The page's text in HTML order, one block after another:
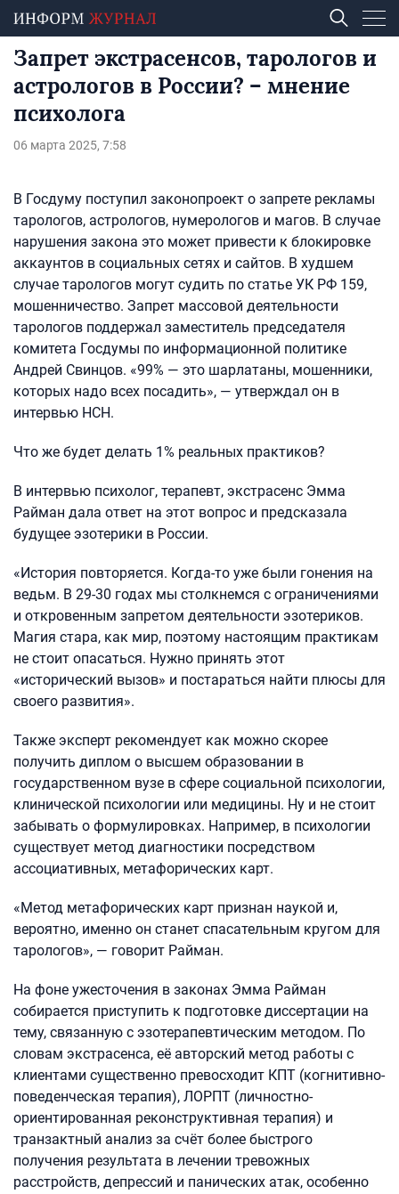
Запрет экстрасенсов, тарологов и
астрологов в России? – мнение
психолога
06 марта 2025, 7:58
В Госдуму поступил законопроект о запрете рекламы
тарологов, астрологов, нумерологов и магов. В случае
нарушения закона это может привести к блокировке
аккаунтов в социальных сетях и сайтов. В худшем
случае тарологов могут судить по статье УК РФ 159,
мошенничество. Запрет массовой деятельности
тарологов поддержал заместитель председателя
комитета Госдумы по информационной политике
Андрей Свинцов. «99% — это шарлатаны, мошенники,
которых надо всех посадить», — утверждал он в
интервью НСН.
Что же будет делать 1% реальных практиков?
В интервью психолог, терапевт, экстрасенс Эмма
Райман дала ответ на этот вопрос и предсказала
будущее эзотерики в России.
«История повторяется. Когда-то уже были гонения на
ведьм. В 29-30 годах мы столкнемся с ограничениями
и откровенным запретом деятельности эзотериков.
Магия стара, как мир, поэтому настоящим практикам
не стоит опасаться. Нужно принять этот
«исторический вызов» и постараться найти плюсы для
своего развития».
Также эксперт рекомендует как можно скорее
получить диплом о высшем образовании в
государственном вузе в сфере социальной психологии,
клинической психологии или медицины. Ну и не стоит
забывать о формулировках. Например, в психологии
существует метод диагностики посредством
ассоциативных, метафорических карт.
«Метод метафорических карт признан наукой и,
вероятно, именно он станет спасательным кругом для
тарологов», — говорит Райман.
На фоне ужесточения в законах Эмма Райман
собирается приступить к подготовке диссертации на
тему, связанную с эзотерапевтическим методом. По
словам экстрасенса, её авторский метод работы с
клиентами существенно превосходит КПТ (когнитивно-
поведенческая терапия), ЛОРПТ (личностно-
ориентированная реконструктивная терапия) и
транзактный анализ за счёт более быстрого
получения результата в лечении тревожных
расстройств, депрессий и панических атак, особенно